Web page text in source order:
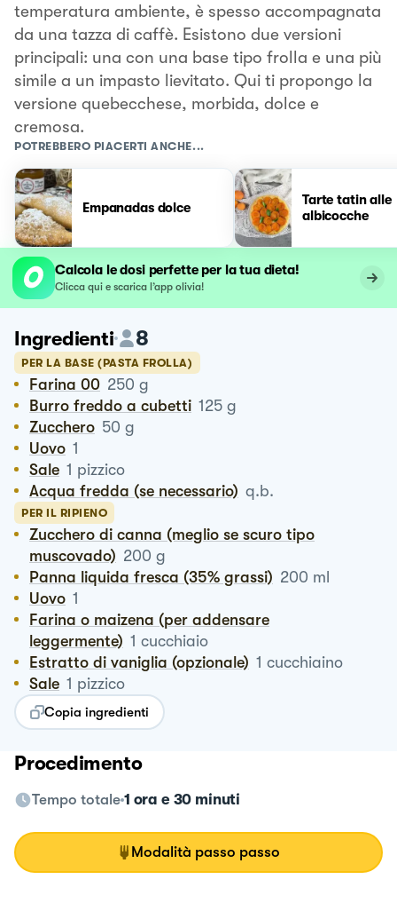
temperatura ambiente, è spesso accompagnata
da una tazza di caffè. Esistono due versioni
principali: una con una base tipo frolla e una più
simile a un impasto lievitato. Qui ti propongo la
versione quebecchese, morbida, dolce e
cremosa.
POTREBBERO PIACERTI ANCHE...
Empanadas dolce
Tarte tatin alle
albicocche
Calcola le dosi perfette per la tua dieta!
Clicca qui e scarica l’app olivia!
Ingredienti 8
PER LA BASE (PASTA FROLLA)
Farina 00 250 g
Burro freddo a cubetti 125 g
Zucchero 50 g
Uovo 1
Sale 1 pizzico
Acqua fredda (se necessario) q.b.
PER IL RIPIENO
Zucchero di canna (meglio se scuro tipo
muscovado) 200 g
Panna liquida fresca (35% grassi) 200 ml
Uovo 1
Farina o maizena (per addensare
leggermente) 1 cucchiaio
Estratto di vaniglia (opzionale) 1 cucchiaino
Sale 1 pizzico
Copia ingredienti
Procedimento
Tempo totale 1 ora e 30 minuti
Modalità passo passo